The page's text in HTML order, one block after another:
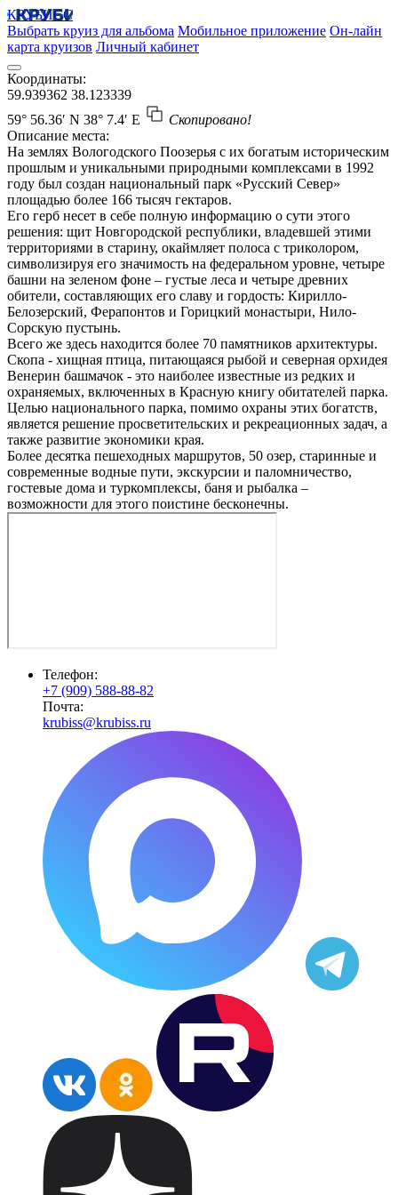
КРУБИСС
Выбрать круиз для альбома Мобильное приложение Он-лайн
карта круизов Личный кабинет
Координаты:
59.939362 38.123339
59° 56.36′ N 38° 7.4′ E
Скопировано!
Описание места:
На землях Вологодского Поозерья с их богатым историческим
прошлым и уникальными природными комплексами в 1992
году был создан национальный парк «Русский Север»
площадью более 166 тысяч гектаров.
Его герб несет в себе полную информацию о сути этого
решения: щит Новгородской республики, владевшей этими
территориями в старину, окаймляет полоса с триколором,
символизируя его значимость на федеральном уровне, четыре
башни на зеленом фоне – густые леса и четыре древних
обители, составляющих его славу и гордость: Кирилло-
Белозерский, Ферапонтов и Горицкий монастыри, Нило-
Сорскую пустынь.
Всего же здесь находится более 70 памятников архитектуры.
Скопа - хищная птица, питающаяся рыбой и северная орхидея
Венерин башмачок - это наиболее известные из редких и
охраняемых, включенных в Красную книгу обитателей парка.
Целью национального парка, помимо охраны этих богатств,
является решение просветительских и рекреационных задач, а
также развитие экономики края.
Более десятка пешеходных маршрутов, 50 озер, старинные и
современные водные пути, экскурсии и паломничество,
гостевые дома и туркомплексы, баня и рыбалка –
возможности для этого поистине бесконечны.
Телефон:
+7 (909) 588-88-82
Почта:
krubiss@krubiss.ru